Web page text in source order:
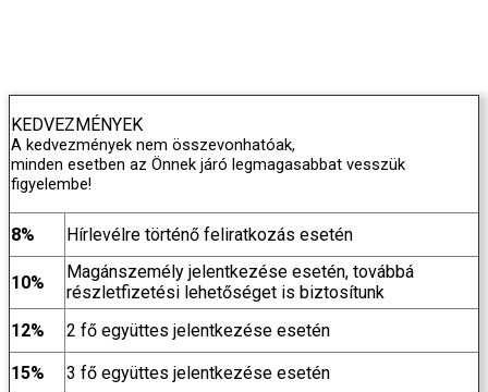
KEDVEZMÉNYEK
A kedvezmények nem összevonhatóak,
minden esetben az Önnek járó legmagasabbat vesszük
figyelembe!
8% Hírlevélre történő feliratkozás esetén
10%
Magánszemély jelentkezése esetén, továbbá
részletfizetési lehetőséget is biztosítunk
12%
2 fő együttes jelentkezése esetén
15% 3 fő együttes jelentkezése esetén